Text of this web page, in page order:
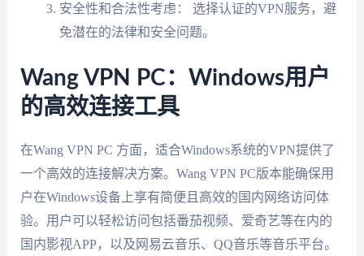
安全性和合法性考虑： 选择认证的VPN服务，避
免潜在的法律和安全问题。
Wang VPN PC：Windows用户
的高效连接工具
在Wang VPN PC 方面，适合Windows系统的VPN提供了
一个高效的连接解决方案。Wang VPN PC版本能确保用
户在Windows设备上享有简便且高效的国内网络访问体
验。用户可以轻松访问包括番茄视频、爱奇艺等在内的
国内影视APP，以及网易云音乐、QQ音乐等音乐平台。